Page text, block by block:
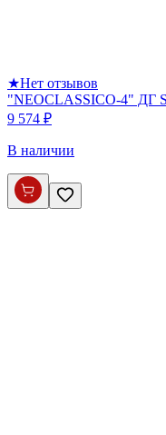
★Нет отзывов
"NEOCLASSICO-4" ДГ
9 574 ₽
В наличии